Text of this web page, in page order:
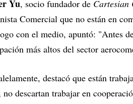
Yu, socio fundador de Cartesian
Comercial que no están en
con el medio, apuntó: "Antes
más altos del sector
destacó que están
no descartan trabajar en